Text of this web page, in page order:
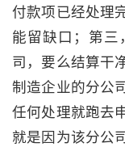
付款项已经处理
能留缺口；第
司，要么结算干
制造企业的分公
任何处理就跑去
就是因为该分公